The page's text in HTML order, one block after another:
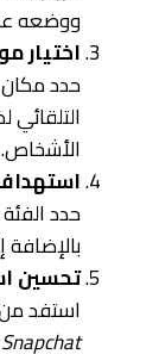
ووضعه
اختيار
حدد
الأشخاص.
حدد
تحسين
استفد من
Snapchat